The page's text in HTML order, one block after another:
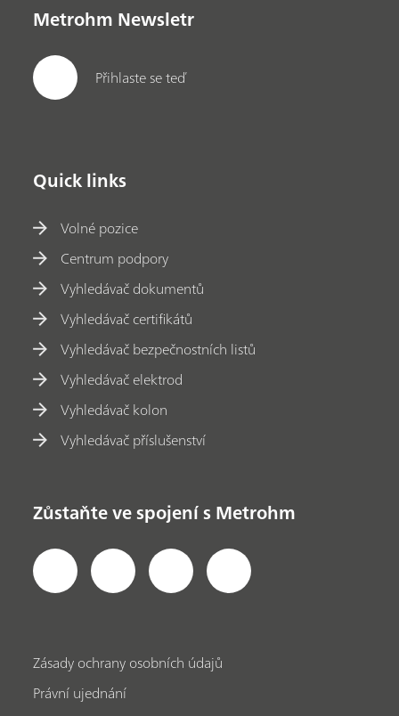
Metrohm Newsletr
Přihlaste se teď
Quick links
Volné pozice
Centrum podpory
Vyhledávač dokumentů
Vyhledávač certifikátů
Vyhledávač bezpečnostních listů
Vyhledávač elektrod
Vyhledávač kolon
Vyhledávač příslušenství
Zůstaňte ve spojení s Metrohm
Zásady ochrany osobních údajů
Právní ujednání